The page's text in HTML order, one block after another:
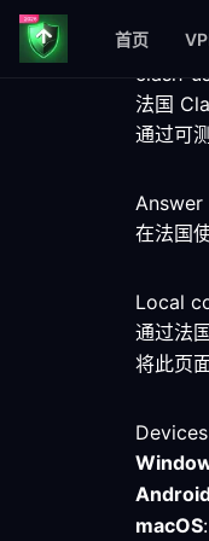
首页
clash-
法国
通过可
Answer
在法国
Local
通过法
将此页
Devices
macOS